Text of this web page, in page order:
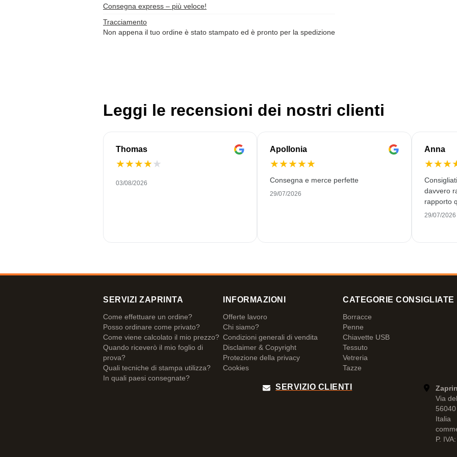
Consegna express – più veloce!
Tracciamento
Non appena il tuo ordine è stato stampato ed è pronto per la spedizione
Leggi le recensioni dei nostri clienti
Thomas
★★★★★
03/08/2026
Apollonia
★★★★★
Consegna e merce perfette
29/07/2026
Anna
★★★
davvero
rapporto
29/07/2026
SERVIZI ZAPRINTA
Come effettuare un ordine?
Posso ordinare come privato?
Come viene calcolato il mio prezzo?
Quando riceverò il mio foglio di
prova?
Quali tecniche di stampa utilizza?
In quali paesi consegnate?
INFORMAZIONI
Offerte lavoro
Chi siamo?
Condizioni generali di vendita
Disclaimer & Copyright
Protezione della privacy
Cookies
CATEGORIE CONSIGLIATE
Borracce
Penne
Chiavette USB
Tessuto
Vetreria
Tazze
SERVIZIO CLIENTI
Via
Italia
P.